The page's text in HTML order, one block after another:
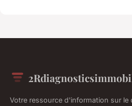
Votre ressource d'information sur le